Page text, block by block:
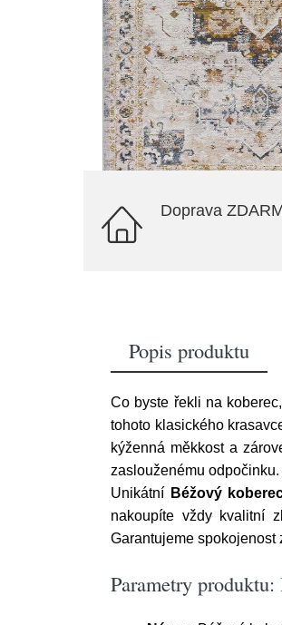
Doprava
Popis produktu
Co byste řekli na
tohoto klasického
kýženná měkkost a
zaslouženému odpočinku.
Unikátní Béžový
nakoupíte vždy kvalitní
Garantujeme spokojenost
Parametry